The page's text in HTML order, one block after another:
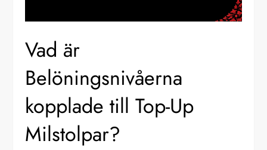
Vad är
Belöningsnivåerna
kopplade till Top-Up
Milstolpar?